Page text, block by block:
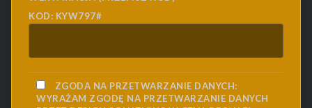
KOD: KYW797#
ZGODA NA PRZETWARZANIE DANYCH:
WYRAŻAM ZGODĘ NA PRZETWARZANIE DANYCH